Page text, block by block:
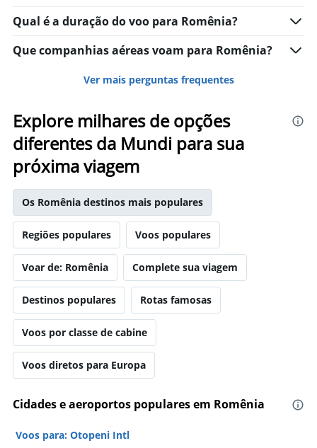
Qual é a duração do voo para Romênia?
Que companhias aéreas voam para Romênia?
Ver mais perguntas frequentes
Explore milhares de opções
diferentes da Mundi para sua
próxima viagem
Os Romênia destinos mais populares
Regiões populares Voos populares
Voar de: Romênia Complete sua viagem
Destinos populares Rotas famosas
Voos por classe de cabine
Voos diretos para Europa
Cidades e aeroportos populares em Romênia
Voos para: Otopeni Intl